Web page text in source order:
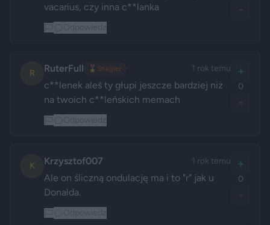
vacarius, czy inna c**lanka
-
R RuterFull 🎖️ Snajper 1 rok temu
c**lenek aleś ty głupi jeszcze bardziej niż
na twoich c**leńskich memach
+
0
-
K Krzysztof007 1 rok temu
Ale on śliczną ondulację ma i to "r" jak u
Donalda.
+
0
-